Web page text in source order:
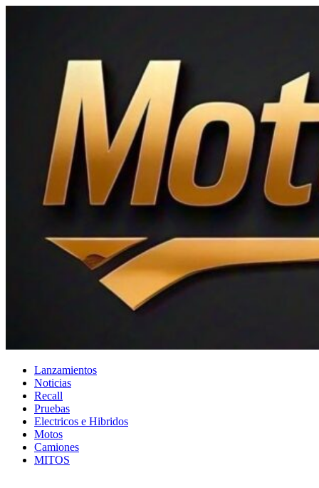
Lanzamientos
Noticias
Recall
Pruebas
Electricos e Hibridos
Motos
Camiones
MITOS